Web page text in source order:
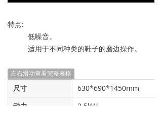
特点:
低噪音。
适用于不同种类的鞋子的磨边操作。
左右滑动查看完整表格
尺寸
630*690*1450mm
动力
2.5kW